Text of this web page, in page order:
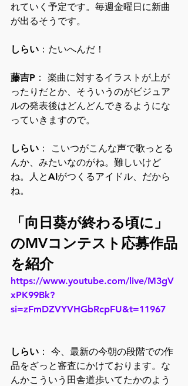
れていく予定です。毎週金曜日に新曲
が出るそうです。
しらい ：たいへんだ！
藤吉P ： 楽曲に対するイラストが上が
ったりだとか、そういうのがビジュア
ルの発表後はどんどんできるようにな
っていきますので。
しらい ： こいつがこんな声で歌っとる
んか、みたいなのがね。難しいけど
ね。人とAIがつくるアイドル、だから
ね。
「向日葵が終わる頃に」
のMVコンテスト応募作品
を紹介
https://www.youtube.com/live/M3gV
xPK99Bk?
si=zFmDZVYVHGbRcpFU&t=11967
しらい ： 今、最新の今朝の段階での作
品をざっと審査にかけております。な
んかこういう田舎道歩いてたかのよう